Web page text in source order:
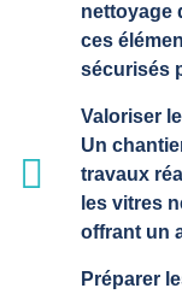
nettoyage
ces
sécurisés
Valoriser
Un
travaux
les vitres
offrant un
Préparer